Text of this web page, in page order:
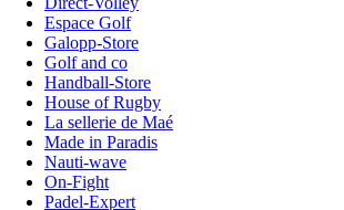
Espace Golf
Galopp-Store
Golf and co
Handball-Store
House of Rugby
La sellerie de Maé
Made in Paradis
Nauti-wave
On-Fight
Padel-Expert